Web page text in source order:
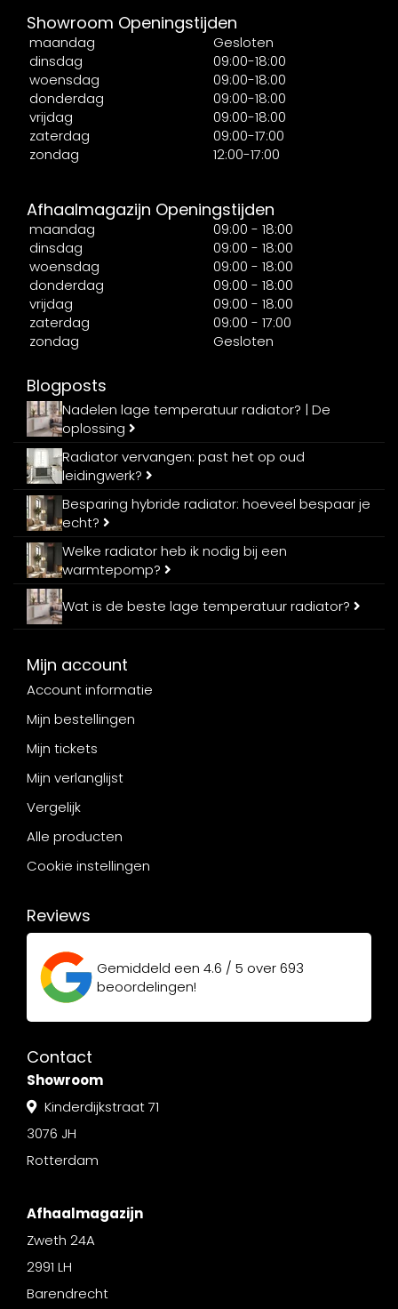
Showroom Openingstijden
maandag
Gesloten
dinsdag
09:00-18:00
woensdag
09:00-18:00
donderdag
09:00-18:00
vrijdag
09:00-18:00
zaterdag
09:00-17:00
zondag
12:00-17:00
Afhaalmagazijn Openingstijden
maandag
09:00 - 18:00
dinsdag
09:00 - 18:00
woensdag
09:00 - 18:00
donderdag
09:00 - 18:00
vrijdag
09:00 - 18:00
zaterdag
09:00 - 17:00
zondag
Gesloten
Blogposts
Nadelen lage temperatuur radiator? | De
oplossing
Radiator vervangen: past het op oud
leidingwerk?
Besparing hybride radiator: hoeveel bespaar je
echt?
Welke radiator heb ik nodig bij een
warmtepomp?
Wat is de beste lage temperatuur radiator?
Mijn account
Account informatie
Mijn bestellingen
Mijn tickets
Mijn verlanglijst
Vergelijk
Alle producten
Cookie instellingen
Reviews
Gemiddeld een 4.6 / 5 over693
beoordelingen!
Contact
Showroom
Kinderdijkstraat 71
3076 JH
Rotterdam
Afhaalmagazijn
Zweth 24A
2991 LH
Barendrecht